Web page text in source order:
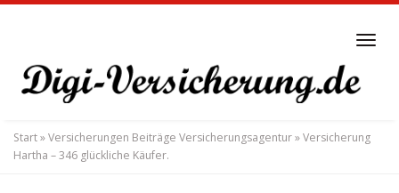
main
content
Start»Versicherungen Beiträge Versicherungsagentur»Versicherung
Hartha – 346 glückliche Käufer.